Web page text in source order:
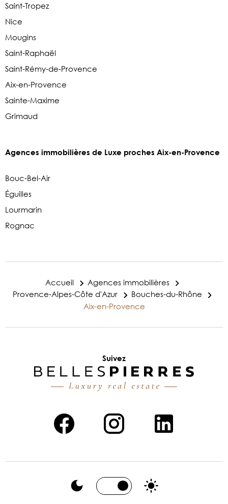
Saint-Tropez
Nice
Mougins
Saint-Raphaël
Saint-Rémy-de-Provence
Aix-en-Provence
Sainte-Maxime
Grimaud
Agences immobilières de Luxe proches Aix-en-Provence
Bouc-Bel-Air
Éguilles
Lourmarin
Rognac
Accueil
Agences immobilières
Provence-Alpes-Côte d'Azur
Bouches-du-Rhône
Aix-en-Provence
Suivez